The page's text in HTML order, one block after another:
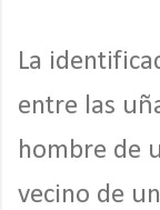
La
entre las
hombre de
vecino de